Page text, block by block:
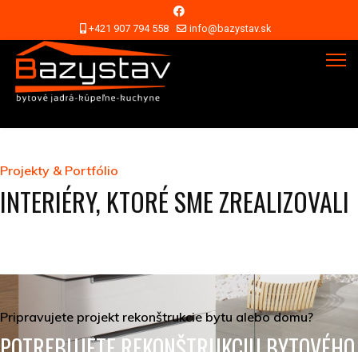
+421 907 794 558 info@bazystav.sk
Projekty & Portfólio
INTERIÉRY, KTORÉ SME ZREALIZOVALI
Pripravujete projekt rekonštrukcie bytu alebo domu?